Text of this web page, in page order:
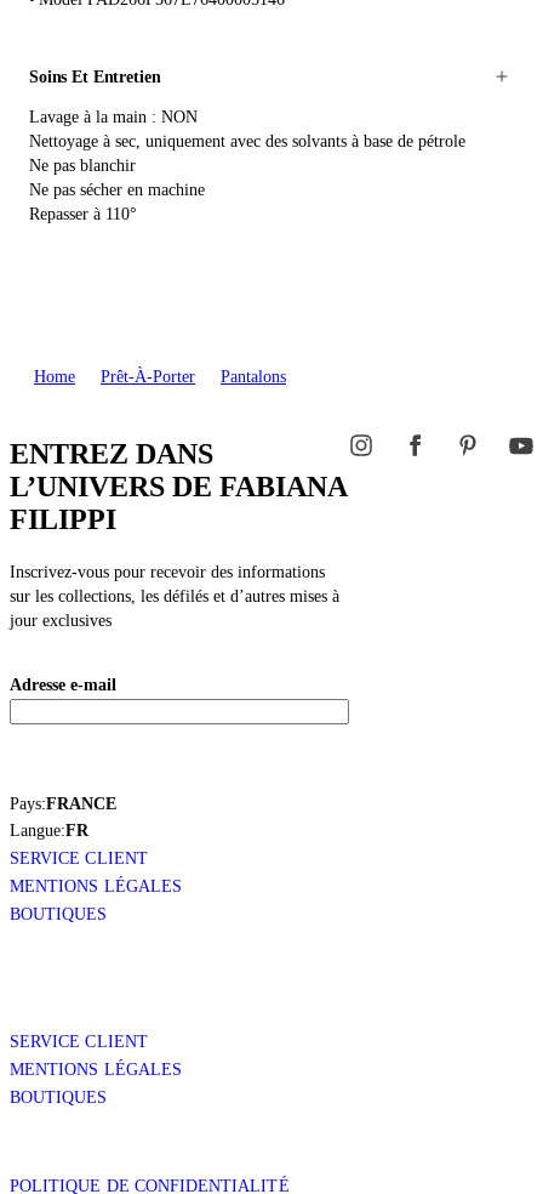
Soins Et Entretien
Lavage à la main : NON
Nettoyage à sec, uniquement avec des solvants à base de pétrole
Ne pas blanchir
Ne pas sécher en machine
Repasser à 110°
Home Prêt-À-Porter Pantalons
ENTREZ DANS
L’UNIVERS DE FABIANA
FILIPPI
Inscrivez-vous pour recevoir des informations
sur les collections, les défilés et d’autres mises à
jour exclusives
Adresse e-mail
Pays:FRANCE
Langue:FR
SERVICE CLIENT
MENTIONS LÉGALES
BOUTIQUES
SERVICE CLIENT
MENTIONS LÉGALES
BOUTIQUES
POLITIQUE DE CONFIDENTIALITÉ